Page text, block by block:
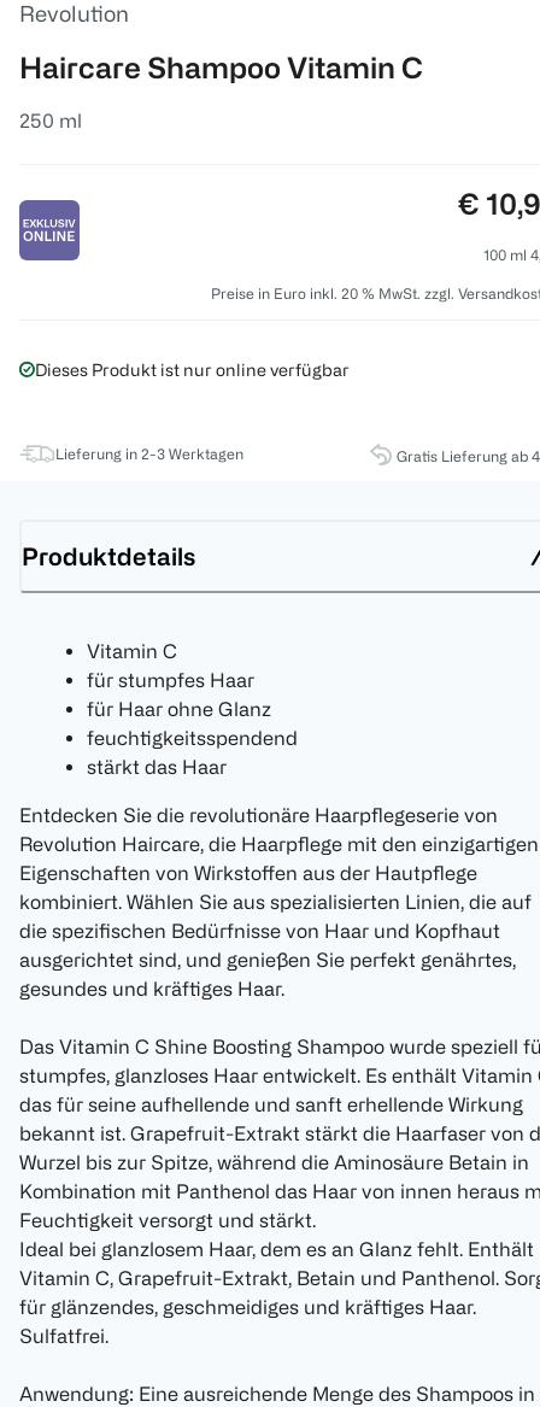
Revolution
Haircare Shampoo Vitamin C
250 ml
Preis:
€
100 ml
Preise in Euro inkl. 20 % MwSt. zzgl.
Dieses Produkt ist nur online verfügbar
Lieferung in 2-3 Werktagen Gratis Lieferung ab
Produktdetails
Vitamin C
für stumpfes Haar
für Haar ohne Glanz
feuchtigkeitsspendend
stärkt das Haar
Entdecken Sie die revolutionäre Haarpflegeserie von
Revolution Haircare, die Haarpflege mit den einzigartigen
Eigenschaften von Wirkstoffen aus der Hautpflege
kombiniert. Wählen Sie aus spezialisierten Linien, die auf
die spezifischen Bedürfnisse von Haar und Kopfhaut
ausgerichtet sind, und genießen Sie perfekt genährtes,
gesundes und kräftiges Haar.
Das Vitamin C Shine Boosting Shampoo wurde speziell
stumpfes, glanzloses Haar entwickelt. Es enthält Vitamin
das für seine aufhellende und sanft erhellende Wirkung
bekannt ist. Grapefruit-Extrakt stärkt die Haarfaser von
Wurzel bis zur Spitze, während die Aminosäure Betain in
Kombination mit Panthenol das Haar von innen heraus
Feuchtigkeit versorgt und stärkt.
Ideal bei glanzlosem Haar, dem es an Glanz fehlt. Enthält
Vitamin C, Grapefruit-Extrakt, Betain und Panthenol.
für glänzendes, geschmeidiges und kräftiges Haar.
Sulfatfrei.
Anwendung: Eine ausreichende Menge des Shampoos in